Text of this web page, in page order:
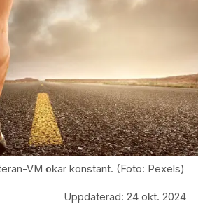
VM ökar konstant. (Foto: Pexels)
Uppdaterad: 24 okt. 2024